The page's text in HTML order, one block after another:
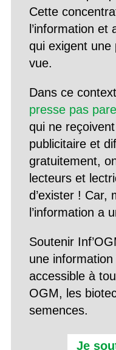
Cette
l’information
qui exigent une
vue.
Dans ce
presse pas
qui ne
publicitaire et
gratuitement,
lecteurs et
d’exister ! Car,
l’information a
Soutenir
une
accessible à
OGM, les
semences.
Je